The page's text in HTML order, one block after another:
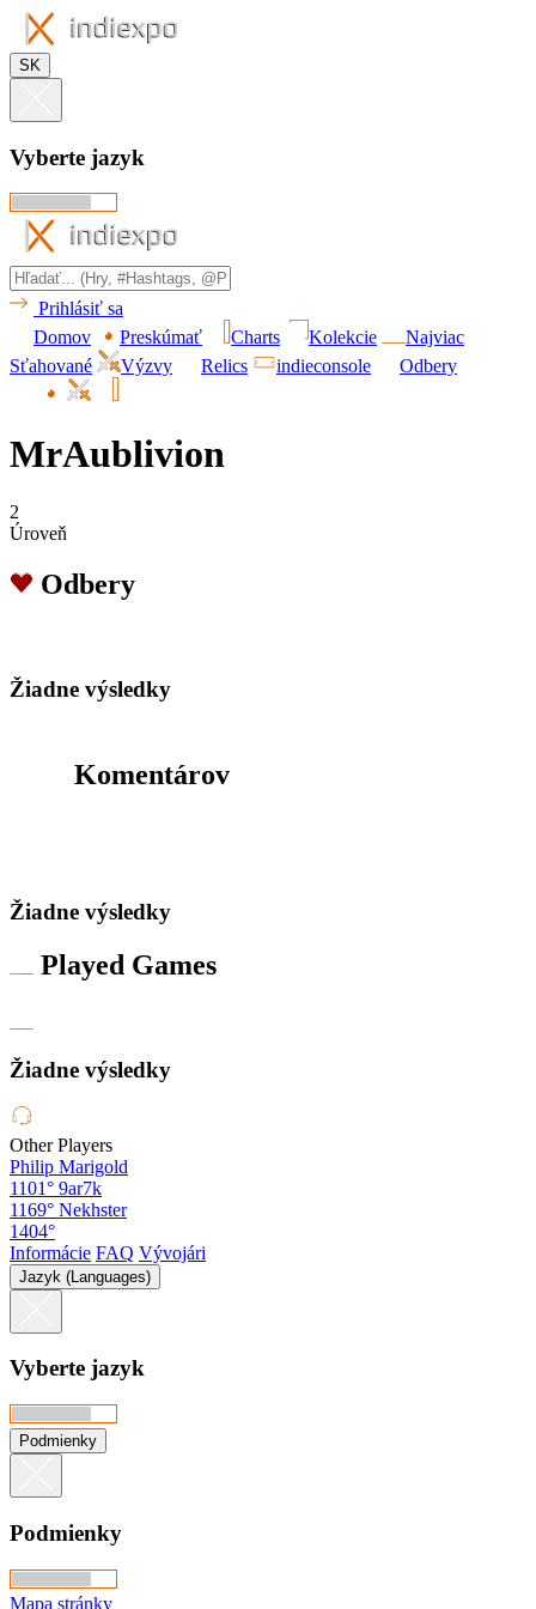
SK
Vyberte jazyk
Prihlásiť sa
Domov
Preskúmať Charts Kolekcie
Najviac
Sťahované
Výzvy Relics indieconsole Odbery
MrAublivion
2
Úroveň
Odbery
Žiadne výsledky
Komentárov
Žiadne výsledky
Played Games
Žiadne výsledky
Other Players
Philip Marigold
1101° 9ar7k
1169° Nekhster
1404°
Informácie FAQ Vývojári
Jazyk (Languages)
Vyberte jazyk
Podmienky
Podmienky
Mapa stránky